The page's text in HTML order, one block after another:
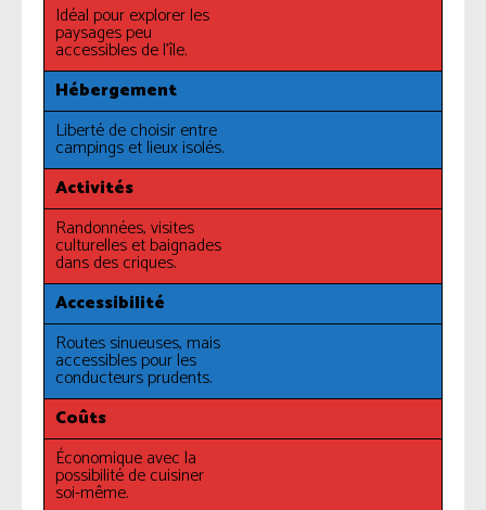
Idéal pour explorer les
paysages peu
accessibles de l’île.
Hébergement
Liberté de choisir entre
campings et lieux isolés.
Activités
Randonnées, visites
culturelles et baignades
dans des criques.
Accessibilité
Routes sinueuses, mais
accessibles pour les
conducteurs prudents.
Coûts
Économique avec la
possibilité de cuisiner
soi-même.